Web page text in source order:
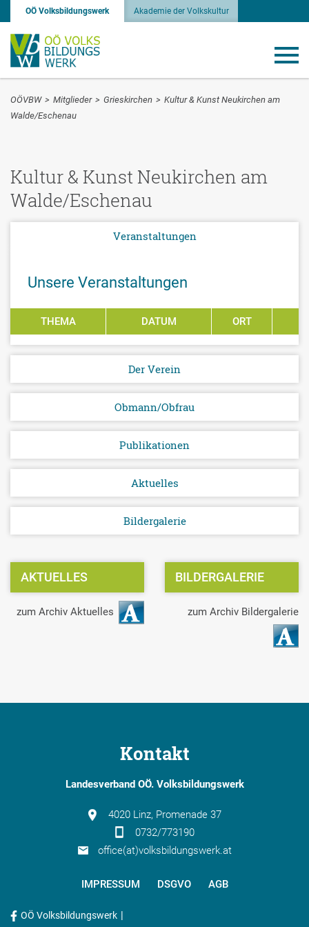
OÖ Volksbildungswerk Akademie der Volkskultur
OÖVBW > Mitglieder > Grieskirchen > Kultur & Kunst Neukirchen am
Walde/Eschenau
Kultur & Kunst Neukirchen am
Walde/Eschenau
Veranstaltungen
Unsere Veranstaltungen
THEMA DATUM ORT
Der Verein
Obmann/Obfrau
Publikationen
Aktuelles
Bildergalerie
AKTUELLES
zum Archiv Aktuelles
BILDERGALERIE
zum Archiv Bildergalerie
Kontakt
Landesverband OÖ. Volksbildungswerk
4020 Linz, Promenade 37
0732/773190
office(at)volksbildungswerk.at
IMPRESSUM DSGVO AGB
OÖ Volksbildungswerk |